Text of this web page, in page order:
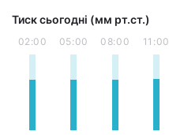
Тиск сьогодні (мм рт.ст.)
02:00 05:00 08:00 11:00